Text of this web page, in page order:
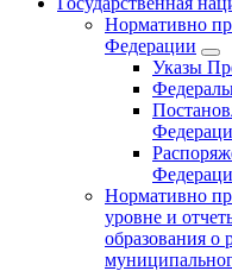
Нормативно
Федерации
Указы
Нормативно
уровне и
образования о